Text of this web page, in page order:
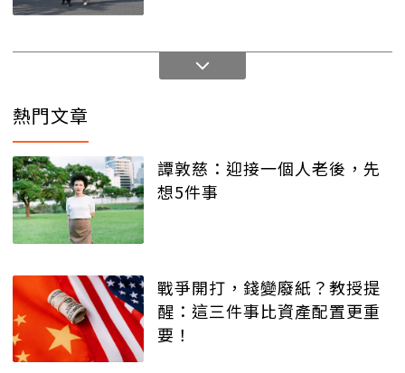
熱門文章
譚敦慈：迎接一個人老後，先
想5件事
戰爭開打，錢變廢紙？教授提
醒：這三件事比資產配置更重
要！